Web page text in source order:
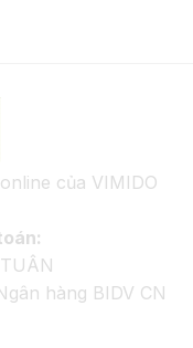
của VIMIDO
hàng BIDV CN